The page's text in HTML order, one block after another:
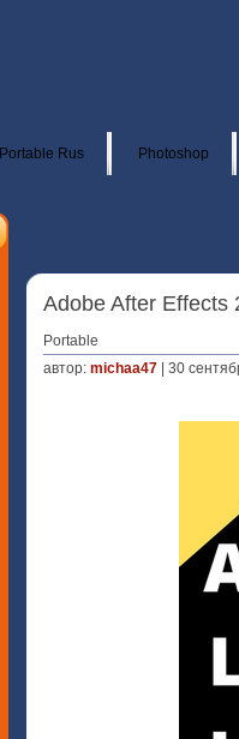
Portable Rus Photoshop
Adobe After Effects
Portable
автор: michaa47 | 30